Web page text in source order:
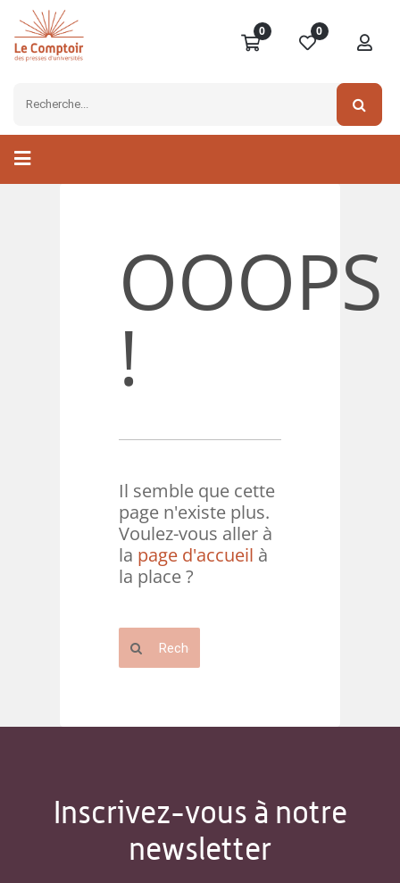
0 0
OOOPS
!
Il semble que cette
page n'existe plus.
Voulez-vous aller à
la page d'accueil à
la place ?
Inscrivez-vous à notre
newsletter